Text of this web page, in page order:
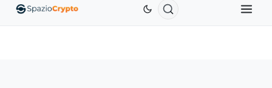
EthereumETHUS$1,880.58 TetherUSDT ↑0.00%